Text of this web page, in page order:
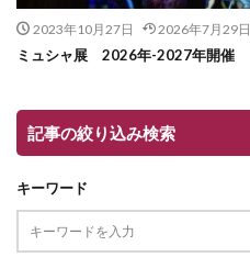
2023年10月27日 2026年7月29日
ミュシャ展 2026年-2027年開催
記事の絞り込み検索
キーワード